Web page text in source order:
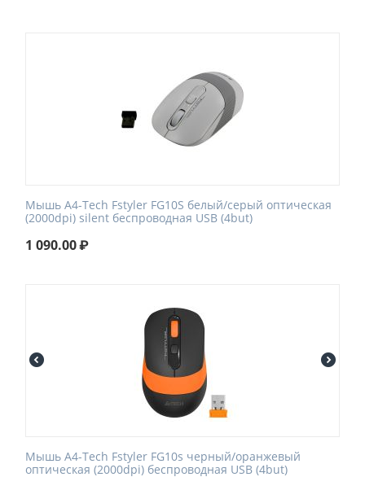
Мышь A4-Tech Fstyler FG10S белый/серый оптическая
(2000dpi) silent беспроводная USB (4but)
1 090.00₽
Мышь A4-Tech Fstyler FG10s черный/оранжевый
оптическая (2000dpi) беспроводная USB (4but)